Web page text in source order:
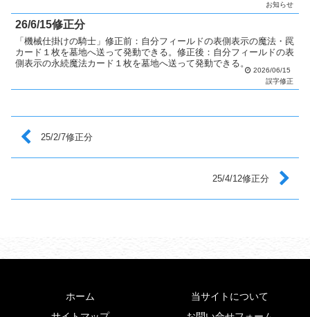
お知らせ
26/6/15修正分
「機械仕掛けの騎士」修正前：自分フィールドの表側表示の魔法・罠
カード１枚を墓地へ送って発動できる。修正後：自分フィールドの表
側表示の永続魔法カード１枚を墓地へ送って発動できる。
2026/06/15
誤字修正
25/2/7修正分
25/4/12修正分
ホーム
当サイトについて